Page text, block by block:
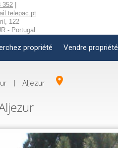
352
122
- Portugal
propriété Vendre propriété
| Aljezur